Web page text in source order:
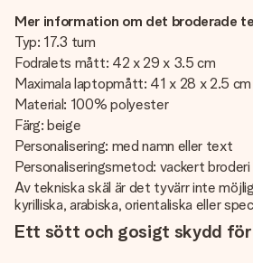
Mer information om det broderade
Typ: 17.3 tum
Fodralets mått: 42 x 29 x 3.5 cm
Maximala laptopmått: 41 x 28 x 2.5 cm
Material: 100% polyester
Färg: beige
Personalisering: med namn eller text
Personaliseringsmetod: vackert broderi
Av tekniska skäl är det tyvärr inte
kyrilliska, arabiska, orientaliska eller
Ett sött och gosigt skydd för